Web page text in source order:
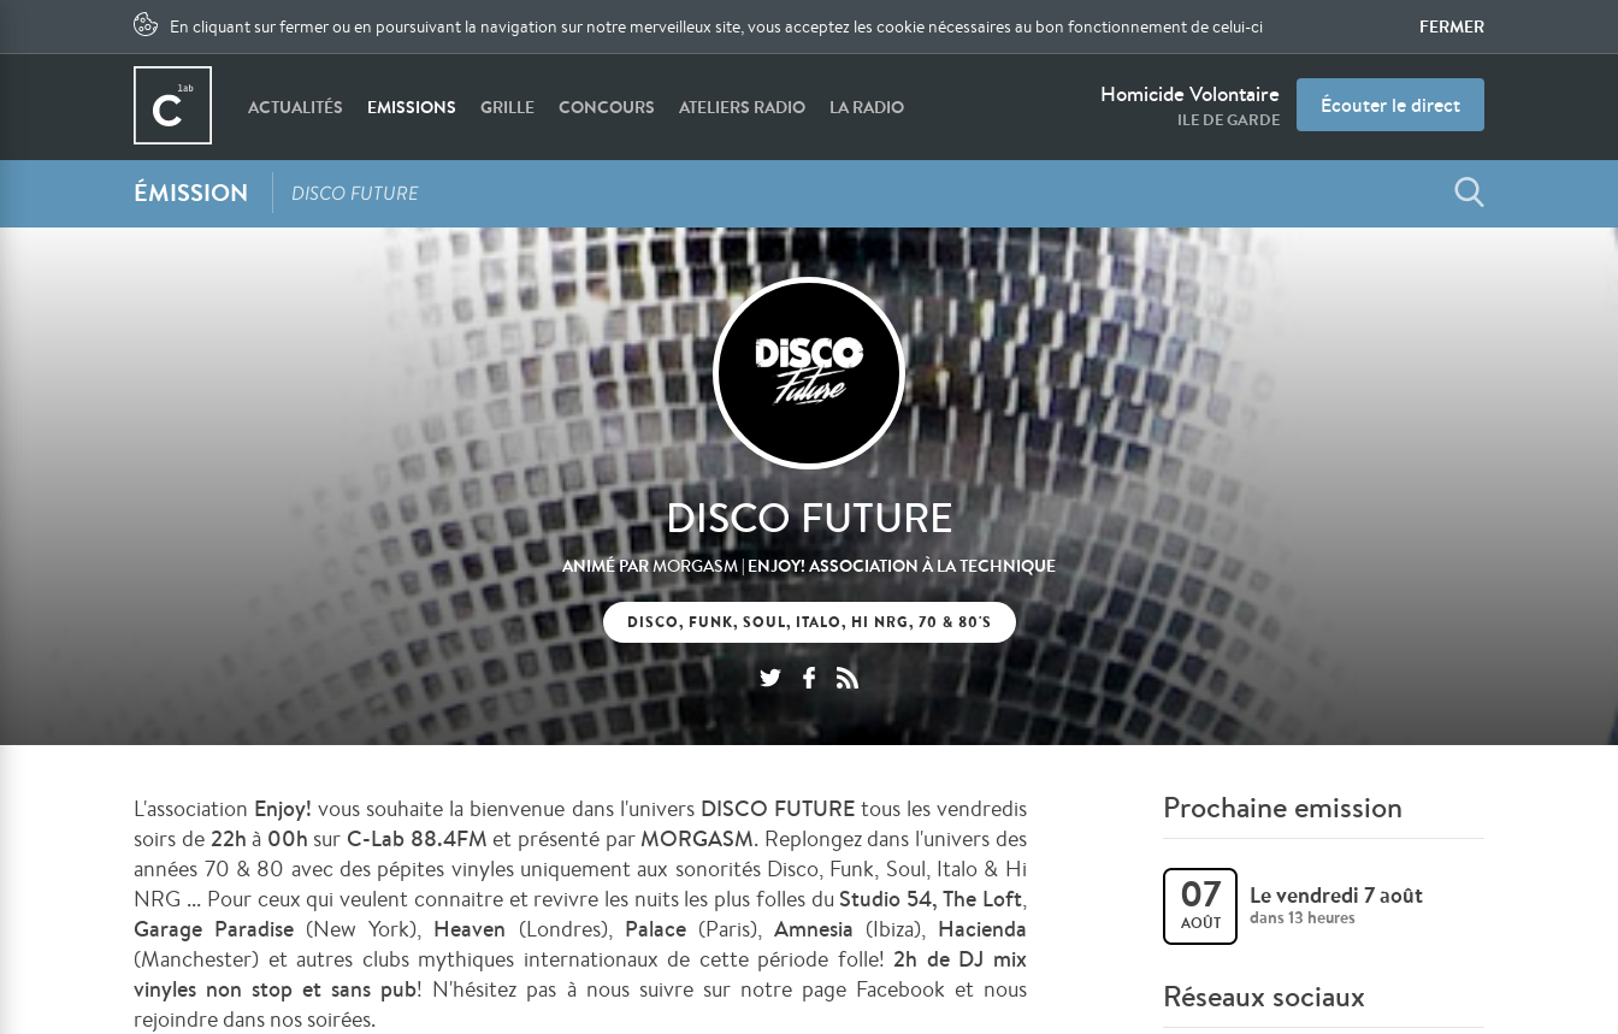
En cliquant sur fermer ou en poursuivant la navigation sur notre merveilleux site, vous acceptez les cookie nécessaires au bon fonctionnement de celui-ci FERMER
ACTUALITÉS EMISSIONS GRILLE CONCOURS ATELIERS RADIO LA RADIO Homicide Volontaire
ILE DE GARDE
Écouter le direct
ÉMISSION DISCO FUTURE
DISCO FUTURE
ANIMÉ PARMORGASM| ENJOY! ASSOCIATION À LA TECHNIQUE
DISCO, FUNK, SOUL, ITALO, HI NRG, 70 & 80'S
L'association Enjoy! vous souhaite la bienvenue dans l'univers DISCO FUTURE tous les vendredis
soirs de 22h à 00h sur C-Lab 88.4FM et présenté par MORGASM. Replongez dans l'univers des
années 70 & 80 avec des pépites vinyles uniquement aux sonorités Disco, Funk, Soul, Italo & Hi
NRG ... Pour ceux qui veulent connaitre et revivre les nuits les plus folles du Studio 54, The Loft,
Garage Paradise (New York), Heaven (Londres), Palace(Paris), Amnesia (Ibiza), Hacienda
(Manchester) et autres clubs mythiques internationaux de cette période folle!2h de DJ mix
vinyles non stop et sans pub! N'hésitez pas à nous suivre sur notre page Facebook et nous
rejoindre dans nos soirées.
Prochaine emission
07
AOÛT
Le vendredi 7 août
dans 13 heures
Réseaux sociaux